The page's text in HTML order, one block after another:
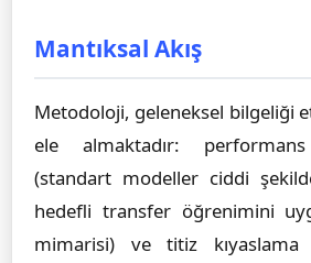
Mantıksal Akış
Metodoloji, geleneksel bilgeliği
ele almaktadır:
(standart modeller ciddi
hedefli transfer öğrenimini
mimarisi) ve titiz